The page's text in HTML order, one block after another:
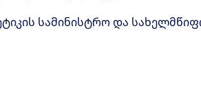
სამინისტრო და